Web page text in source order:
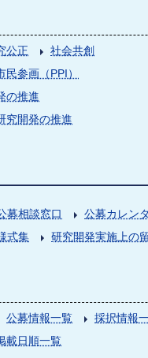
公正
社会共創
参画（PPI）
の推進
究開発の推進
募相談窓口 公募カレン
式集
研究開発実施上の
公募情報一覧
採択情報
載日順一覧